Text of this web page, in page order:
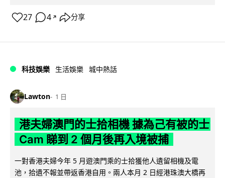
27 4 ↗ 分享
科技娛樂 生活娛樂 城中熱話
Lawton 1 日
港夫婦澳門的士拾相機 據為己有被的士
Cam 睇到 2 個月後再入境被捕
一對香港夫婦今年 5 月遊澳門乘的士拾獲他人遺留相機及電
池，拾遺不報並帶返香港自用。兩人本月 2 日經港珠澳大橋再